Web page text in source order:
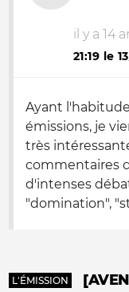
il y a 14
21:19 le
Ayant
émissions, je
très
commentaires
d'intenses
"domination",
L'ÉMISSION